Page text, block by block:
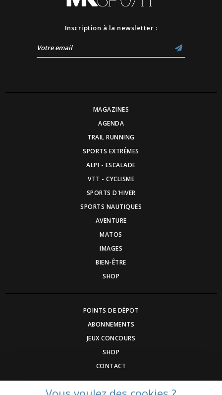
Inscription à la newsletter :
MAGAZINES
AGENDA
TRAIL RUNNING
SPORTS EXTRÊMES
ALPI - ESCALADE
VTT - CYCLISME
SPORTS D'HIVER
SPORTS NAUTIQUES
AVENTURE
MATOS
IMAGES
BIEN-ÊTRE
SHOP
POINTS DE DÉPOT
ABONNEMENTS
JEUX CONCOURS
SHOP
CONTACT